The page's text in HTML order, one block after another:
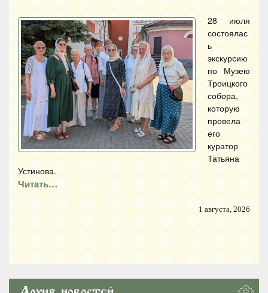
28 июля
состоялас
ь
экскурсию
по Музею
Троицкого
собора,
которую
провела
его
куратор
Татьяна
Устинова.
Читать…
1 августа, 2026